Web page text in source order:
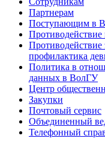
Партнерам
Поступающим в
Противодействие
Противодействие
профилактика
Политика в
данных в ВолГУ
Центр
Закупки
Почтовый сервис
Объединенный
Телефонный